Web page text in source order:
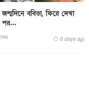
ববিতা, ফিরে দেখা
পর...
6 days ago